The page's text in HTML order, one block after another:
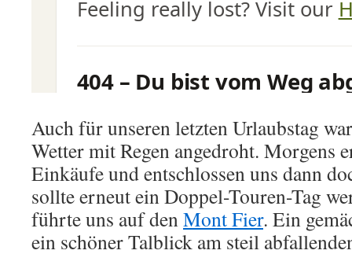
Auch für unseren letzten Urlaubstag
Wetter mit Regen angedroht. Morgens
Einkäufe und entschlossen uns dann
sollte erneut ein Doppel-Touren-Tag
führte uns auf denMont Fier. Ein
ein schöner Talblick am steil